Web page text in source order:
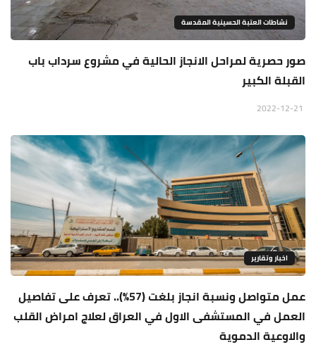
نشاطات العتبة الحسينية المقدسة
صور حصرية لمراحل الانجاز الحالية في مشروع سرداب باب
القبلة الكبير
اخبار وتقارير
عمل متواصل ونسبة انجاز بلغت (57%).. تعرف على تفاصيل
العمل في المستشفى الاول في العراق لعلاج امراض القلب
والاوعية الدموية